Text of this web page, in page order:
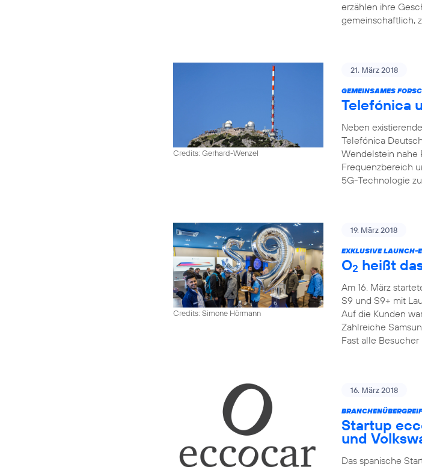
erzählen ihre
gemeinschaftlich,
Credits: Gerhard-Wenzel
21. März 2018
GEMEINSAMES
Telefónica
Neben
Telefónica
Wendelstein nahe
Frequenzbereich
5G-Technologie
Credits: Simone Hörmann
19. März 2018
EXKLUSIVE LAUNCH-
O2 heißt
Am 16. März
S9 und S9+ mit
Auf die Kunden
Zahlreiche
Fast alle
16. März 2018
Startup
und
Das spanische